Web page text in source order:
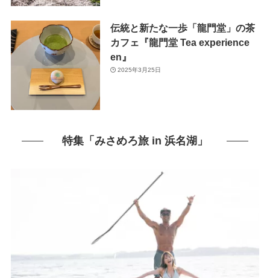
伝統と新たな一歩「龍門堂」の茶
カフェ『龍門堂 Tea experience
en』
2025年3月25日
特集「みさめろ旅 in 浜名湖」